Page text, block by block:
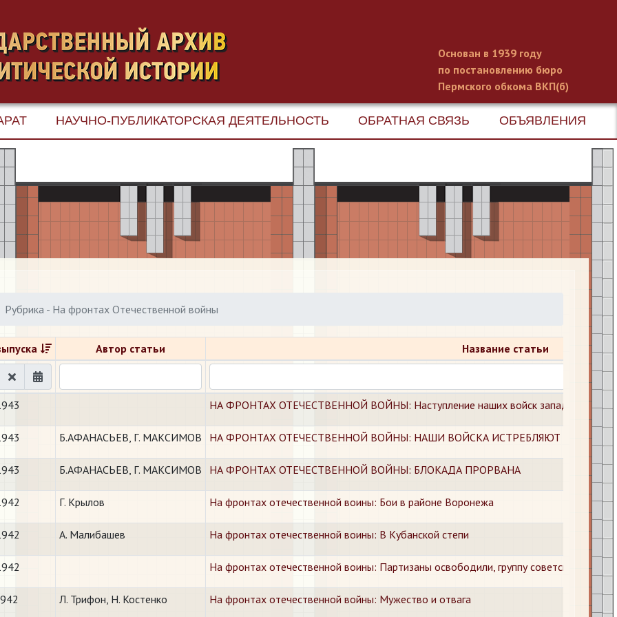
Основан в 1939 году
по постановлению бюро
Пермского обкома ВКП(б)
НАУЧНО-ПУБЛИКАТОРСКАЯ ДЕЯТЕЛЬНОСТЬ ОБРАТНАЯ СВЯЗЬ ОБЪЯВЛЕНИЯ
Рубрика - На фронтах Отечественной войны
Автор статьи Название статьи
НА ФРОНТАХ ОТЕЧЕСТВЕННОЙ ВОЙНЫ: Наступление наших войск западнее
Б.АФАНАСЬЕВ, Г. МАКСИМОВ НА ФРОНТАХ ОТЕЧЕСТВЕННОЙ ВОЙНЫ: НАШИ ВОЙСКА ИСТРЕБЛЯЮТ
Б.АФАНАСЬЕВ, Г. МАКСИМОВ НА ФРОНТАХ ОТЕЧЕСТВЕННОЙ ВОЙНЫ: БЛОКАДА ПРОРВАНА
Г. Крылов На фронтах отечественной воины: Бои в районе Воронежа
А. Малибашев На фронтах отечественной воины: В Кубанской степи
На фронтах отечественной воины: ​Партизаны освободили, группу советских
Л. Трифон, Н. Костенко ​На фронтах отечественной войны: Мужество и отвага